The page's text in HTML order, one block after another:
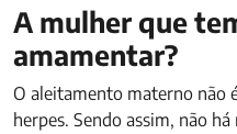
A mulher que
amamentar?
O aleitamento materno não
herpes. Sendo assim, não